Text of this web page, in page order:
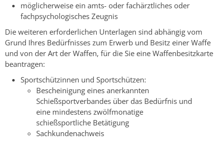
möglicherweise ein amts- oder fachärztliches oder
fachpsychologisches Zeugnis
Die weiteren erforderlichen Unterlagen sind abhängig vom
Grund Ihres Bedürfnisses zum Erwerb und Besitz einer Waffe
und von der Art der Waffen, für die Sie eine Waffenbesitzkarte
beantragen:
Sportschützinnen und Sportschützen:
Bescheinigung eines anerkannten
Schießsportverbandes über das Bedürfnis und
eine mindestens zwölfmonatige
schießsportliche Betätigung
Sachkundenachweis